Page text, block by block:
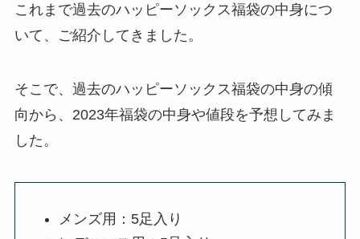
これまで過去のハッピーソックス福袋の中身につ
いて、ご紹介してきました。
そこで、過去のハッピーソックス福袋の中身の傾
向から、2023年福袋の中身や値段を予想してみま
した。
メンズ用：5足入り